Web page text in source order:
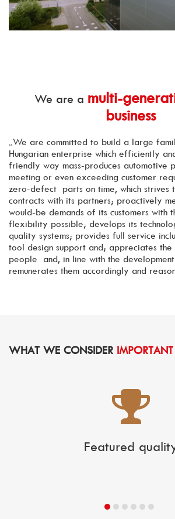
We are a multi-
business
„We are committed to build a large
Hungarian enterprise which efficiently
friendly way mass-produces automotive
meeting or even exceeding customer
zero-defect parts on time, which strives
contracts with its partners; proactively
would-be demands of its customers with
flexibility possible; develops its
quality systems; provides full service
tool design support and; appreciates
people and, in line with the
remunerates them accordingly and
WHAT WE CONSIDER IMPORTANT
Featured